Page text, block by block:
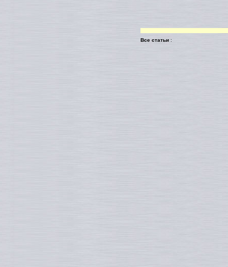
Все статьи :